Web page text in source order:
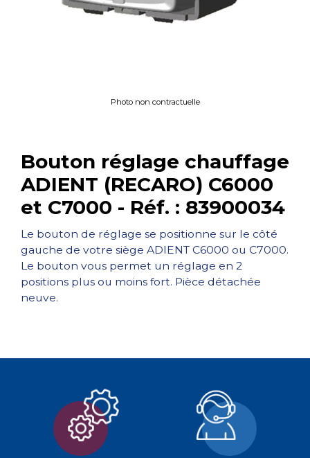
Bouton réglage chauffage
ADIENT (RECARO) C6000
et C7000 - Réf. : 83900034
Le bouton de réglage se positionne sur le côté
gauche de votre siège ADIENT C6000 ou C7000.
Le bouton vous permet un réglage en 2
positions plus ou moins fort. Pièce détachée
neuve.
Photo non contractuelle